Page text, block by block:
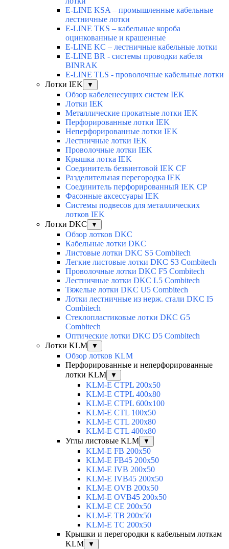
E-LINE KSA – промышленные кабельные
лестничные лотки
E-LINE TKS – кабельные короба
оцинкованные и крашенные
E-LINE KC – лестничные кабельные лотки
E-LINE BR - системы проводки кабеля
BINRAK
E-LINE TLS - проволочные кабельные лотки
Лотки IEK
▼
Обзор кабеленесущих систем IEK
Лотки IEK
Металлические прокатные лотки IEK
Перфорированные лотки IEK
Неперфорированные лотки IEK
Лестничные лотки IEK
Проволочные лотки IEK
Крышка лотка IEK
Соединитель безвинтовой IEK CF
Разделительная перегородка IEK
Соединитель перфорированный IEK CP
Фасонные аксессуары IEK
Системы подвесов для металлических
лотков IEK
Лотки DKC
▼
Обзор лотков DKC
Кабельные лотки DKC
Листовые лотки DKC S5 Combitech
Легкие листовые лотки DKC S3 Combitech
Проволочные лотки DKC F5 Combitech
Лестничные лотки DKC L5 Combitech
Тяжелые лотки DKC U5 Combitech
Лотки лестничные из нерж. стали DKC I5
Combitech
Стеклопластиковые лотки DKC G5
Combitech
Оптические лотки DKC D5 Combitech
Лотки KLM
▼
Обзор лотков KLM
Перфорированные и неперфорированные
лотки KLM
▼
KLM-E CTPL 200x50
KLM-E CTPL 400x80
KLM-E CTPL 600x100
KLM-E CTL 100x50
KLM-E CTL 200x80
KLM-E CTL 400x80
Углы листовые KLM
▼
KLM-E FB 200x50
KLM-E FB45 200x50
KLM-E IVB 200x50
KLM-E IVB45 200x50
KLM-E OVB 200x50
KLM-E OVB45 200x50
KLM-E CE 200x50
KLM-E TB 200x50
KLM-E TC 200x50
Крышки и перегородки к кабельным лоткам
KLM
▼